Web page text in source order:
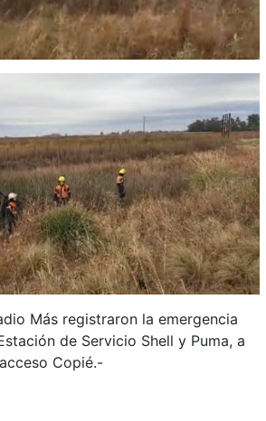
Más registraron la emergencia
de Servicio Shell y Puma, a
Copié.-